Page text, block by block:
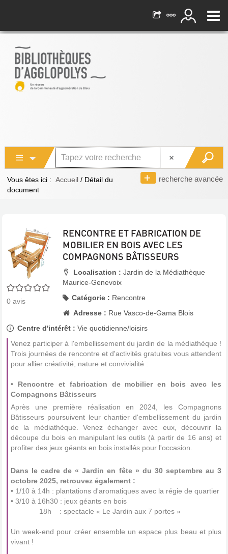
recherche avancée
Vous êtes ici : Accueil / Détail du
document
0/5
0 avis
RENCONTRE ET FABRICATION DE
MOBILIER EN BOIS AVEC LES
COMPAGNONS BÂTISSEURS
Localisation : Jardin de la Médiathèque
Maurice-Genevoix
Catégorie : Rencontre
Adresse : Rue Vasco-de-Gama Blois
Centre d'intérêt : Vie quotidienne/loisirs
Venez participer à l'embellissement du jardin de la médiathèque !
Trois journées de rencontre et d'activités gratuites vous attendent
pour allier créativité, nature et convivialité :
• Rencontre et fabrication de mobilier en bois avec les
Compagnons Bâtisseurs
Après une première réalisation en 2024, les Compagnons
Bâtisseurs poursuivent leur chantier d'embellissement du jardin
de la médiathèque. Venez échanger avec eux, découvrir la
découpe du bois en manipulant les outils (à partir de 16 ans) et
profiter des jeux géants en bois installés pour l'occasion.
Dans le cadre de « Jardin en fête » du 30 septembre au 3
octobre 2025, retrouvez également :
• 1/10 à 14h : plantations d'aromatiques avec la régie de quartier
• 3/10 à 16h30 : jeux géants en bois
18h : spectacle « Le Jardin aux 7 portes »
Un week-end pour créer ensemble un espace plus beau et plus
vivant !